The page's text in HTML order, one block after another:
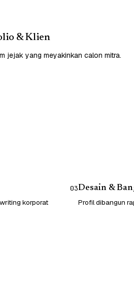
& Klien
jejak yang meyakinkan calon mitra.
korporat
03Desain &
Profil dibangun